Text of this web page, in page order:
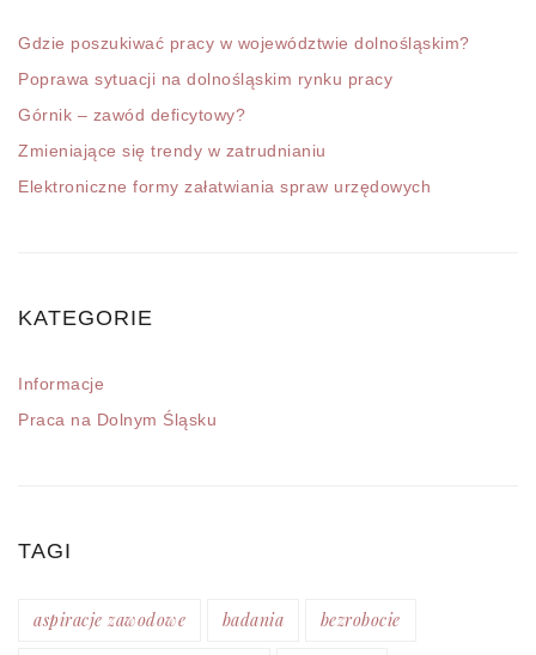
Gdzie poszukiwać pracy w województwie dolnośląskim?
Poprawa sytuacji na dolnośląskim rynku pracy
Górnik – zawód deficytowy?
Zmieniające się trendy w zatrudnianiu
Elektroniczne formy załatwiania spraw urzędowych
KATEGORIE
Informacje
Praca na Dolnym Śląsku
TAGI
aspiracje zawodowe badania bezrobocie